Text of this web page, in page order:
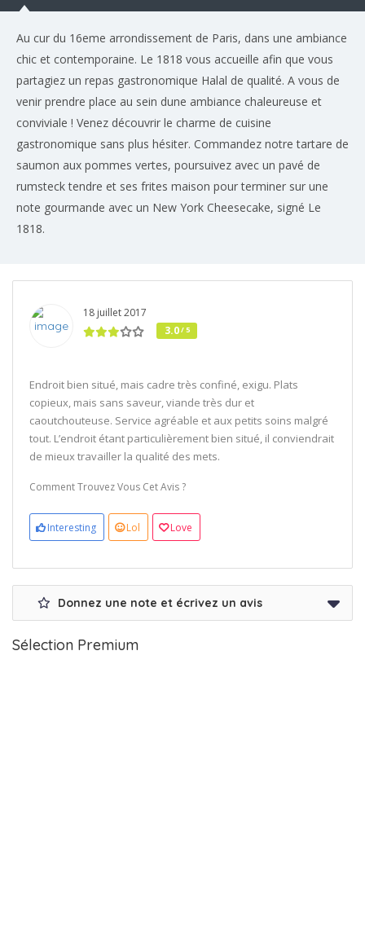
Au cur du 16eme arrondissement de Paris, dans une ambiance
chic et contemporaine. Le 1818 vous accueille afin que vous
partagiez un repas gastronomique Halal de qualité. A vous de
venir prendre place au sein dune ambiance chaleureuse et
conviviale ! Venez découvrir le charme de cuisine
gastronomique sans plus hésiter. Commandez notre tartare de
saumon aux pommes vertes, poursuivez avec un pavé de
rumsteck tendre et ses frites maison pour terminer sur une
note gourmande avec un New York Cheesecake, signé Le
1818.
18 juillet 2017
3.0/ 5
Endroit bien situé, mais cadre très confiné, exigu. Plats
copieux, mais sans saveur, viande très dur et
caoutchouteuse. Service agréable et aux petits soins malgré
tout. L’endroit étant particulièrement bien situé, il conviendrait
de mieux travailler la qualité des mets.
Comment Trouvez Vous Cet Avis ?
Interesting Lol Love
Donnez une note et écrivez un avis
Sélection Premium